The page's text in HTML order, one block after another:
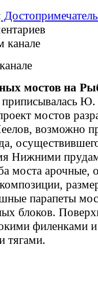
мостов на
приписывалась
мостов
возможно
Нижними
моста арочные,
парапеты
блоков.
филенками и
тягами.